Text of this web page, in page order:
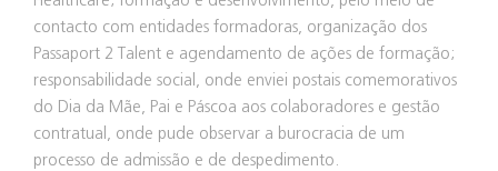
contacto com entidades formadoras, organização dos
Passaport 2 Talent e agendamento de ações de formação;
responsabilidade social, onde enviei postais comemorativos
do Dia da Mãe, Pai e Páscoa aos colaboradores e gestão
contratual, onde pude observar a burocracia de um
processo de admissão e de despedimento.